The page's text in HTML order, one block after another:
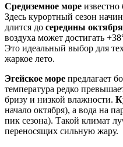
Средиземное море
Здесь курортный сезон
длится до середины октября
воздуха может достигать
Это идеальный выбор для
жаркое лето.
Эгейское море предлагает
температура редко
бризу и низкой влажности.
начало октября), а вода на
пик сезона). Такой климат
переносящих сильную жару.